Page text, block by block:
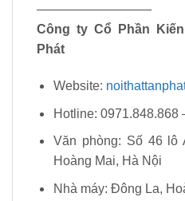
—————————
Công ty Cổ Phần
Phát
Website:
Hotline: 0971.848.868
Văn phòng: Số 46
Hoàng Mai, Hà Nội
Nhà máy: Đông La,